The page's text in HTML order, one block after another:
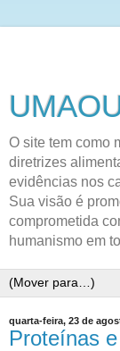
O site tem como
diretrizes
evidências nos
Sua visão é
comprometida
humanismo em
quarta-feira, 23 de
Proteínas